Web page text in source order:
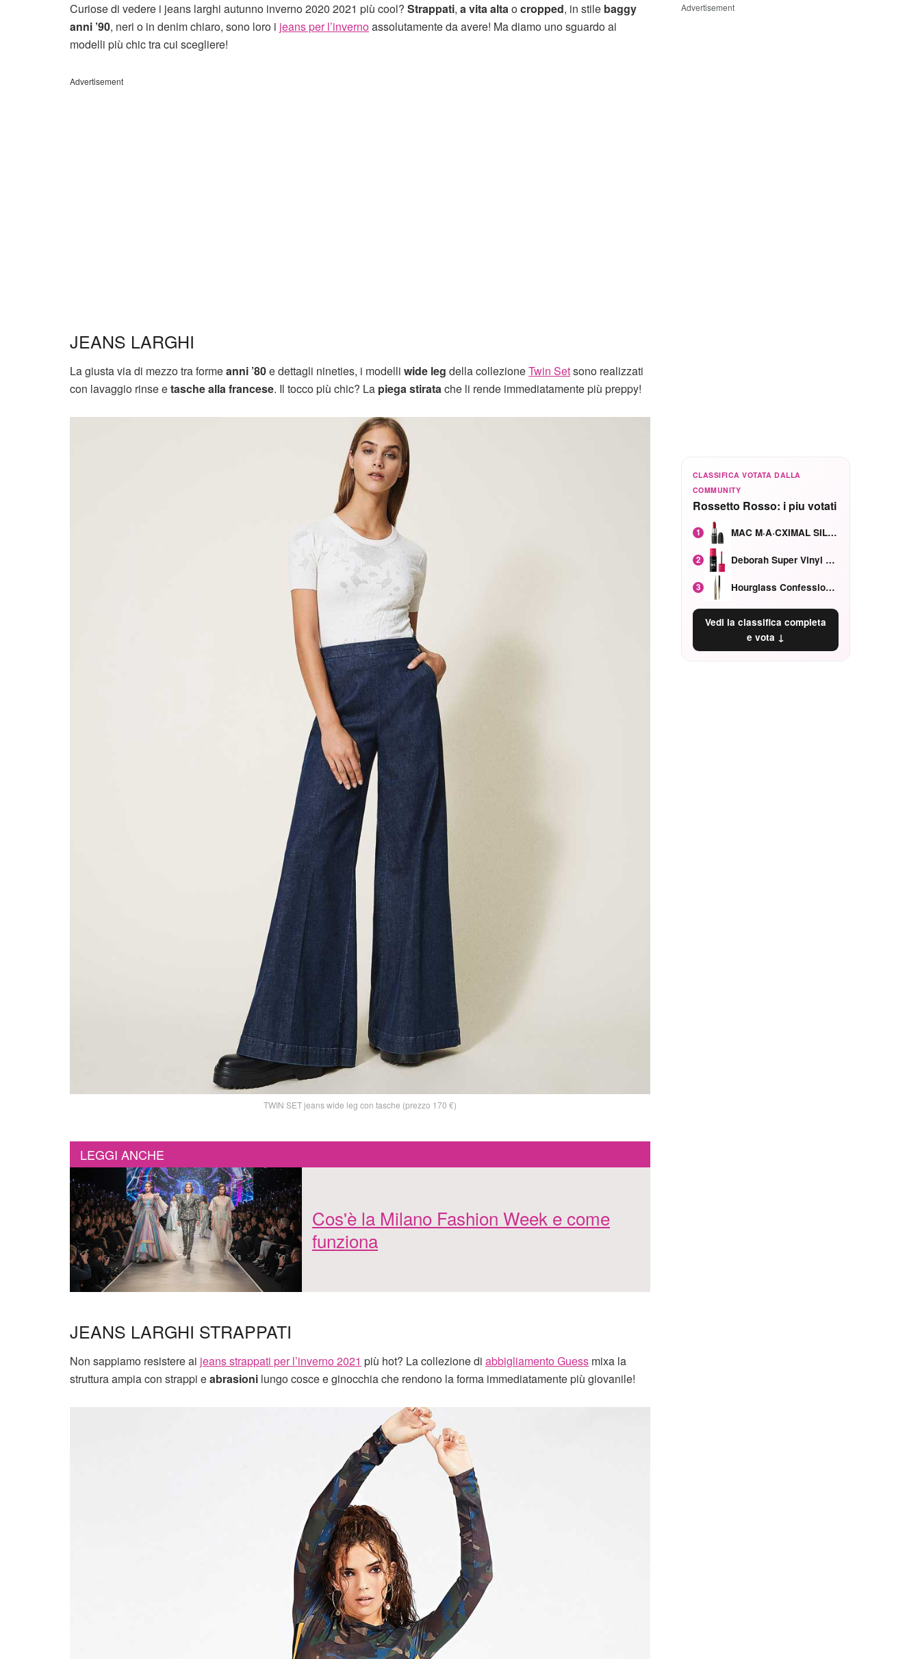
Curiose di vedere i jeans larghi autunno inverno 2020 2021 più cool? Strappati, a vita altaocropped, in stile baggy
anni ’90, neri o in denim chiaro, sono loro i jeans per l’invernoassolutamente da avere! Ma diamo uno sguardo ai
modelli più chic tra cui scegliere!
Advertisement
JEANS LARGHI
La giusta via di mezzo tra formeanni ’80e dettagli nineties, i modelli wide leg della collezioneTwin Setsono realizzati
con lavaggio rinse etasche alla francese. Il tocco più chic? La piega stiratache li rende immediatamente più preppy!
TWIN SET jeans wide leg con tasche (prezzo 170 €)
LEGGI ANCHE
Cos'è la Milano Fashion Week e come
funziona
JEANS LARGHI STRAPPATI
Non sappiamo resistere ai jeans strappati per l’inverno 2021 più hot? La collezione di abbigliamento Guess mixa la
struttura ampia con strappi eabrasioni lungo cosce e ginocchia che rendono la forma immediatamente più giovanile!
Advertisement
CLASSIFICA VOTATA DALLA
COMMUNITY
Rossetto Rosso: i piu votati
1 MAC M·A·CXIMAL SILKY MATTE Red Rock mat
2 Deborah Super Vinyl Shake Rosa Ciliegia
3 Hourglass Confession Ricaricabile Ultra Preciso Ad Alta Intensità Secretly Classic Red
Vedi la classifica completa
e vota ↓